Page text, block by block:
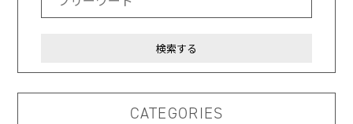
CATEGORIES